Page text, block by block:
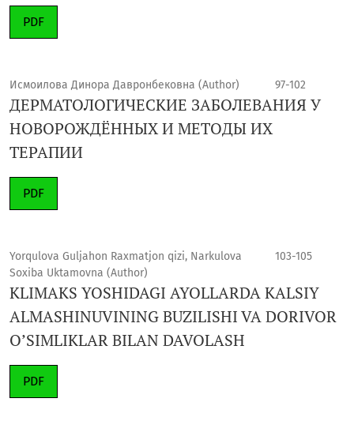
PDF
Исмоилова Динора Давронбековна (Author) 97-102
ДЕРМАТОЛОГИЧЕСКИЕ ЗАБОЛЕВАНИЯ У
НОВОРОЖДЁННЫХ И МЕТОДЫ ИХ
ТЕРАПИИ
PDF
Yorqulova Guljahon Raxmatjon qizi, Narkulova
Soxiba Uktamovna (Author)
103-105
KLIMAKS YOSHIDAGI AYOLLARDA KALSIY
ALMASHINUVINING BUZILISHI VA DORIVOR
O’SIMLIKLAR BILAN DAVOLASH
PDF